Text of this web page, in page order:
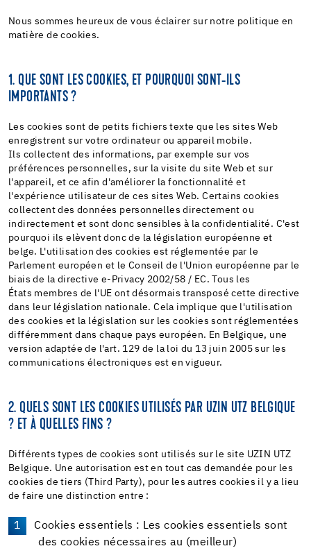
Nous sommes heureux de vous éclairer sur notre politique en
matière de cookies.
1. QUE SONT LES COOKIES, ET POURQUOI SONT-ILS
IMPORTANTS ?
Les cookies sont de petits fichiers texte que les sites Web
enregistrent sur votre ordinateur ou appareil mobile.
Ils collectent des informations, par exemple sur vos
préférences personnelles, sur la visite du site Web et sur
l'appareil, et ce afin d'améliorer la fonctionnalité et
l'expérience utilisateur de ces sites Web. Certains cookies
collectent des données personnelles directement ou
indirectement et sont donc sensibles à la confidentialité. C'est
pourquoi ils elèvent donc de la législation européenne et
belge. L'utilisation des cookies est réglementée par le
Parlement européen et le Conseil de l'Union européenne par le
biais de la directive e-Privacy 2002/58 / EC. Tous les
États membres de l'UE ont désormais transposé cette directive
dans leur législation nationale. Cela implique que l'utilisation
des cookies et la législation sur les cookies sont réglementées
différemment dans chaque pays européen. En Belgique, une
version adaptée de l'art. 129 de la loi du 13 juin 2005 sur les
communications électroniques est en vigueur.
2. QUELS SONT LES COOKIES UTILISÉS PAR UZIN UTZ BELGIQUE
? ET À QUELLES FINS ?
Différents types de cookies sont utilisés sur le site UZIN UTZ
Belgique. Une autorisation est en tout cas demandée pour les
cookies de tiers (Third Party), pour les autres cookies il y a lieu
de faire une distinction entre :
Cookies essentiels : Les cookies essentiels sont
des cookies nécessaires au (meilleur)